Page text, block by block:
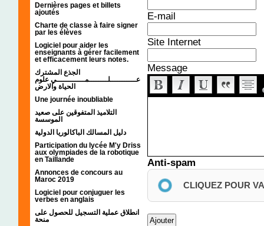
Dernières pages et billets
ajoutés
Charte de classe à faire signer
par les élèves
Logiciel pour aider les
enseignants à gérer facilement
et efficacement leurs notes.
الجذع المشترك
عـــــــــــلــــــــمــــــــــــي علوم
الحياة والارض
Une journée inoubliable
التلاميذ المتفوقين على صعيد
الموسسة
دليل المسالك الباكالوريا الدولية
Participation du lycée M'y Driss
aux olympiades de la robotique
en Taillande
Annonces de concours au
Maroc 2019
Logiciel pour conjuguer les
verbes en anglais
انطلاق عملية التسجيل للحصول على
منحة
E-mail
Site Internet
Message
Anti-spam
CLIQUEZ POUR